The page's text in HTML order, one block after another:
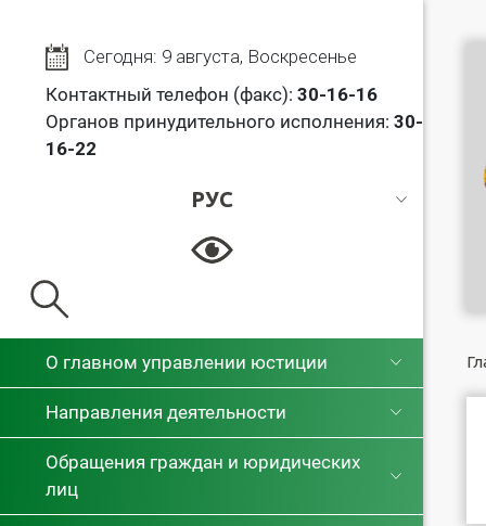
Сегодня: 9 августа, Воскресенье
Контактный телефон (факс): 30-16-16
Органов принудительного исполнения: 30-
16-22
РУС
РУС
О главном управлении юстиции
Направления деятельности
Обращения граждан и юридических
лиц